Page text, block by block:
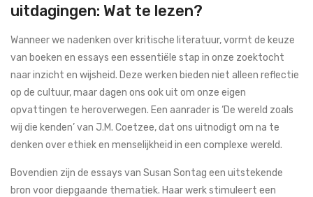
uitdagingen: Wat te lezen?
Wanneer we nadenken over kritische literatuur, vormt de keuze
van boeken en essays een essentiële stap in onze zoektocht
naar inzicht en wijsheid. Deze werken bieden niet alleen reflectie
op de cultuur, maar dagen ons ook uit om onze eigen
opvattingen te heroverwegen. Een aanrader is ‘De wereld zoals
wij die kenden’ van J.M. Coetzee, dat ons uitnodigt om na te
denken over ethiek en menselijkheid in een complexe wereld.
Bovendien zijn de essays van Susan Sontag een uitstekende
bron voor diepgaande thematiek. Haar werk stimuleert een